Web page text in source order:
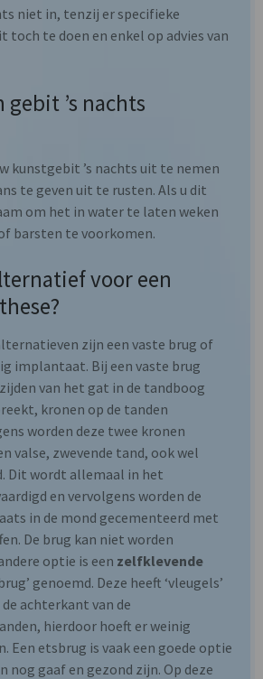
niet in, tenzij er specifieke
toch te doen en enkel op advies van
’s nachts
kunstgebit ’s nachts uit te nemen
te geven uit te rusten. Als u dit
om het in water te laten weken
barsten te voorkomen.
voor een
zijn een vaste brug of
implantaat. Bij een vaste brug
van het gat in de tandboog
kronen op de tanden
worden deze twee kronen
valse, zwevende tand, ook wel
Dit wordt allemaal in het
en vervolgens worden de
in de mond gecementeerd met
De brug kan niet worden
optie is een zelfklevende
genoemd. Deze heeft ‘vleugels’
achterkant van de
hierdoor hoeft er weinig
Een etsbrug is vaak een goede optie
nog gaaf en gezond zijn. Op deze